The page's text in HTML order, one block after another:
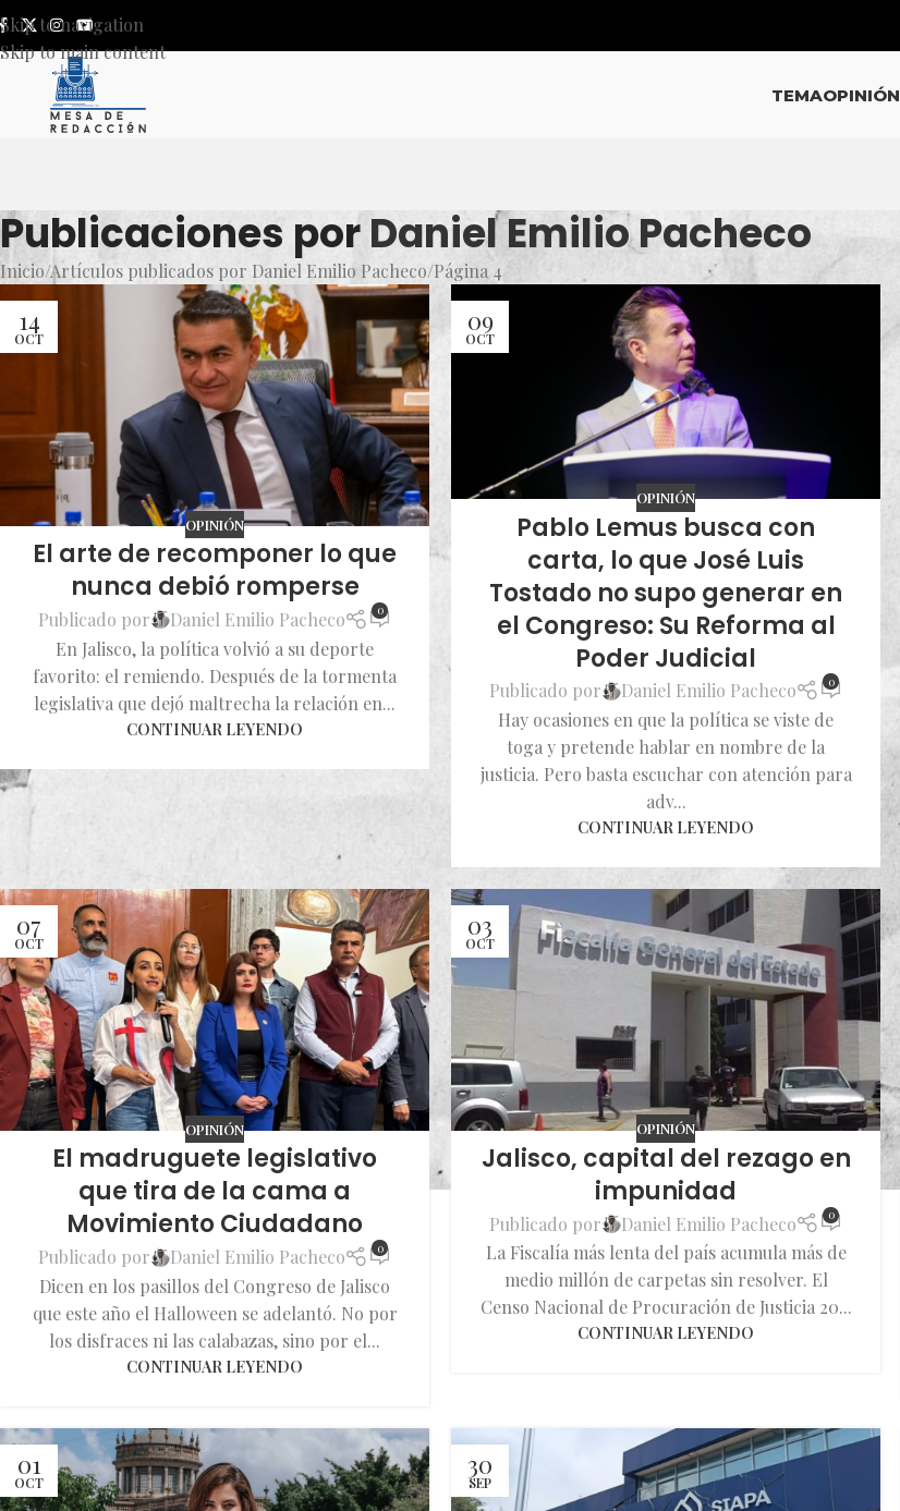
Skip to navigation
Skip to main content
TEMAOPINIÓN
Publicaciones porDaniel Emilio Pacheco
Inicio Artículos publicados por Daniel Emilio Pacheco Página 4
14
OCT
OPINIÓN
El arte de recomponer lo que
nunca debió romperse
Publicado por Daniel Emilio Pacheco 0
En Jalisco, la política volvió a su deporte
favorito: el remiendo. Después de la tormenta
legislativa que dejó maltrecha la relación en...
CONTINUAR LEYENDO
09
OCT
OPINIÓN
Pablo Lemus busca con
carta, lo que José Luis
Tostado no supo generar en
el Congreso: Su Reforma al
Poder Judicial
Publicado por Daniel Emilio Pacheco 0
Hay ocasiones en que la política se viste de
toga y pretende hablar en nombre de la
justicia. Pero basta escuchar con atención para
adv...
CONTINUAR LEYENDO
07
OCT
OPINIÓN
El madruguete legislativo
que tira de la cama a
Movimiento Ciudadano
Publicado por Daniel Emilio Pacheco 0
Dicen en los pasillos del Congreso de Jalisco
que este año el Halloween se adelantó. No por
los disfraces ni las calabazas, sino por el...
CONTINUAR LEYENDO
03
OCT
OPINIÓN
Jalisco, capital del rezago en
impunidad
Publicado por Daniel Emilio Pacheco 0
La Fiscalía más lenta del país acumula más de
medio millón de carpetas sin resolver. El
Censo Nacional de Procuración de Justicia 20...
CONTINUAR LEYENDO
01
OCT
30
SEP